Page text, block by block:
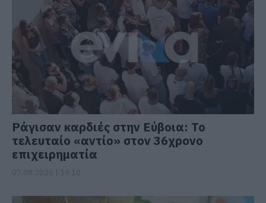
Ράγισαν καρδιές στην Εύβοια: Το
τελευταίο «αντίο» στον 36χρονο
επιχειρηματία